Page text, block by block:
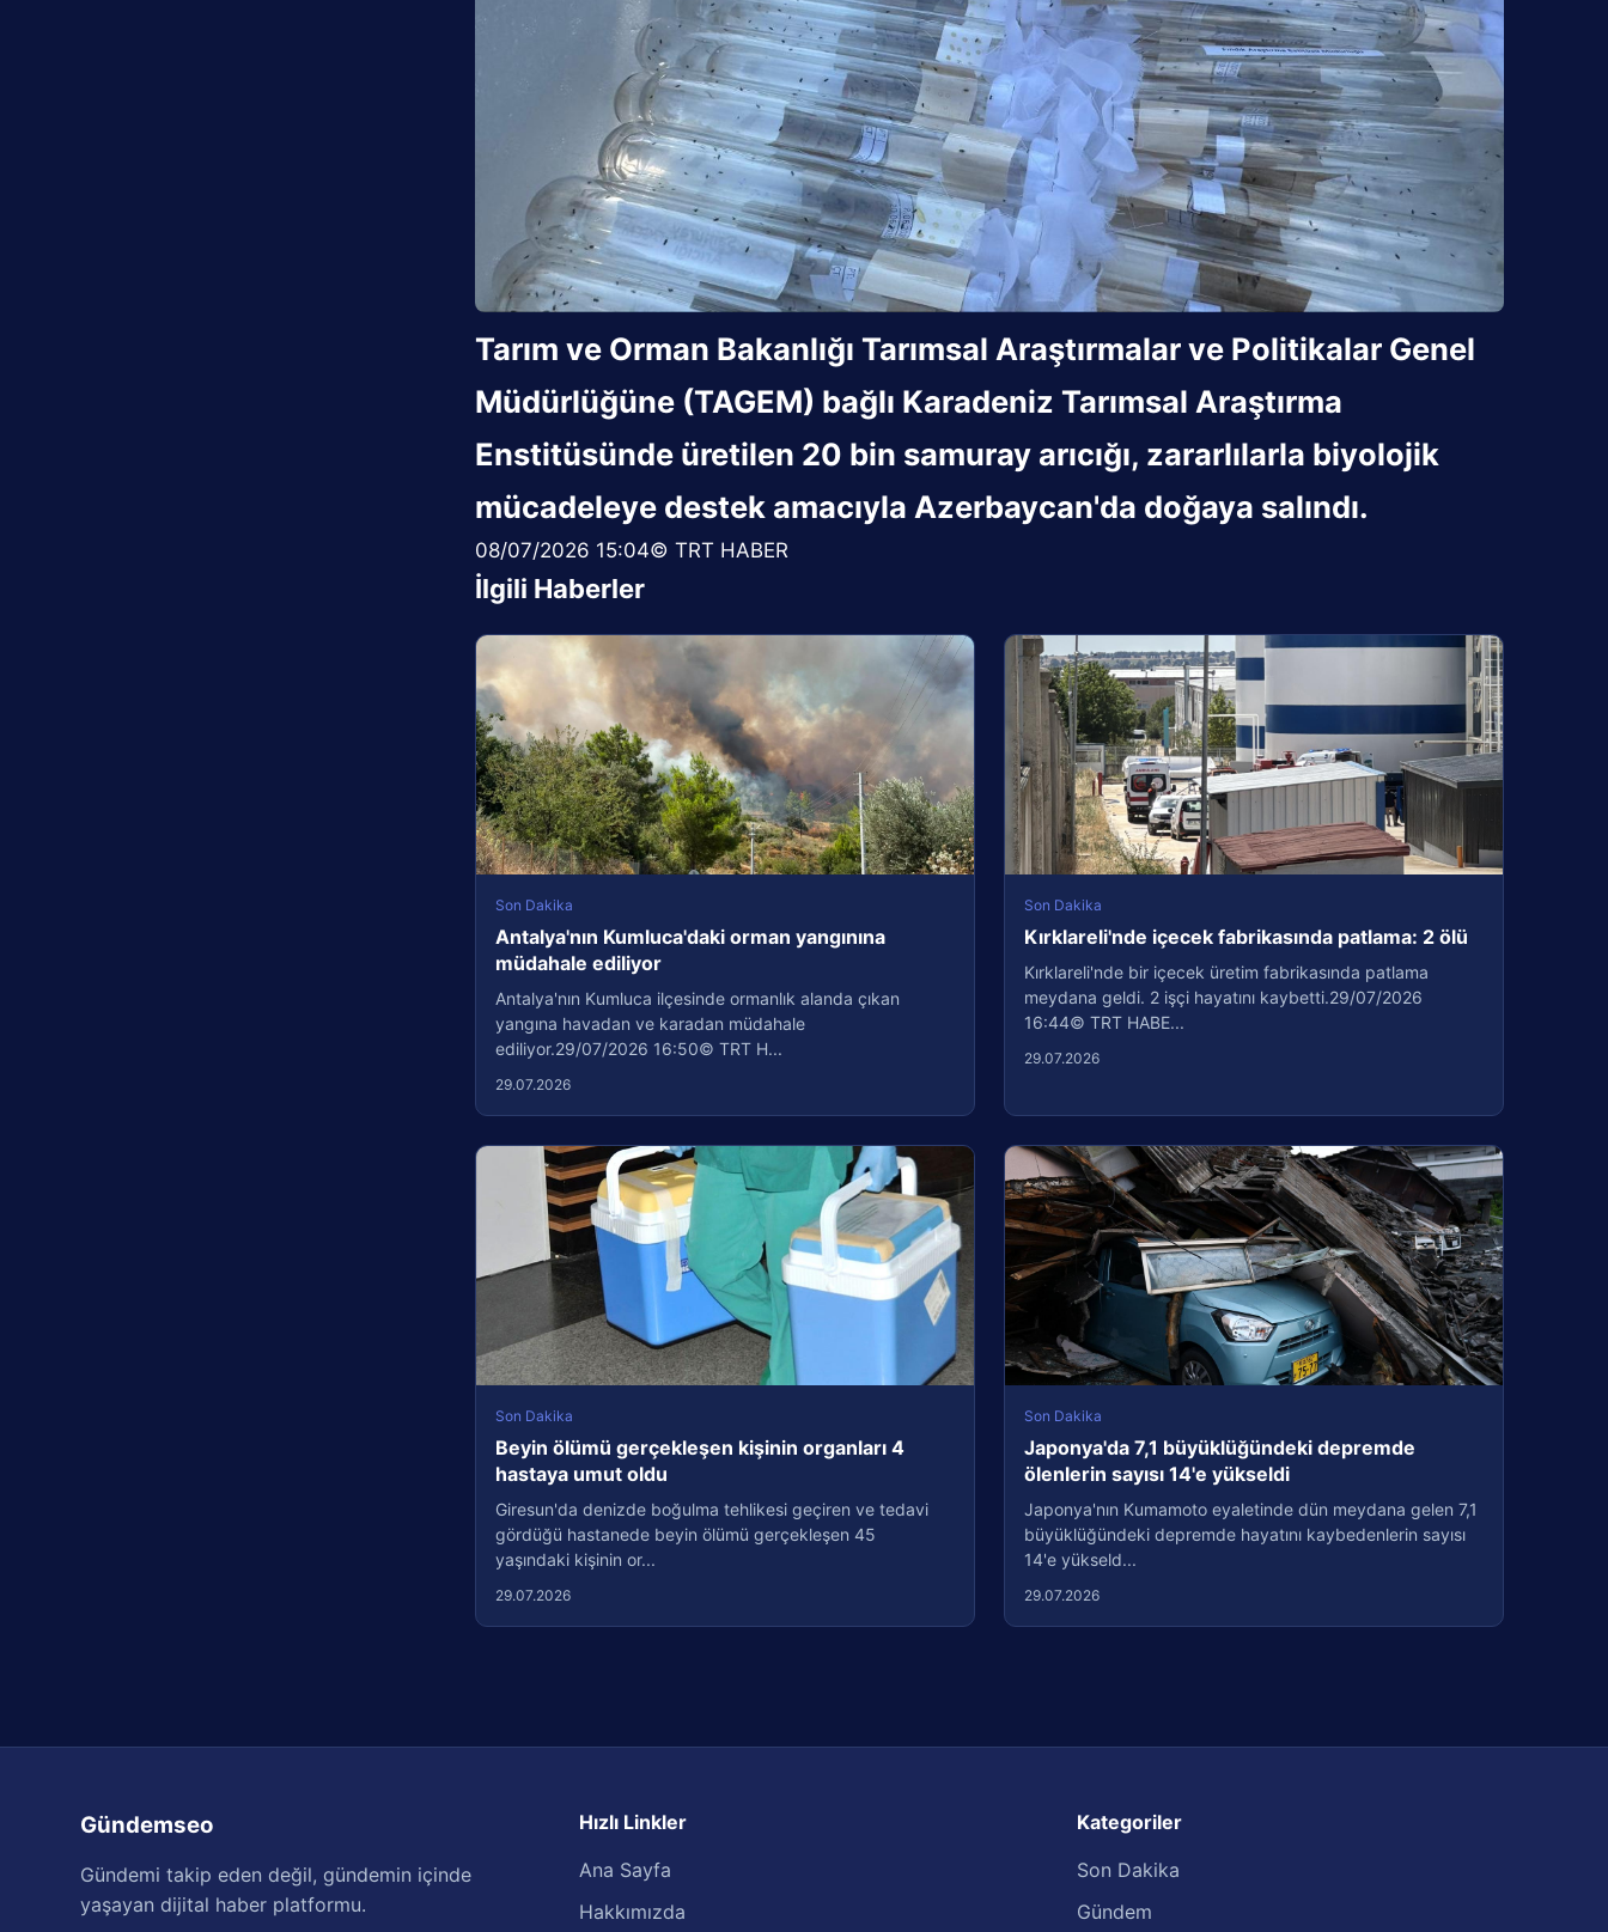
Tarım ve Orman Bakanlığı Tarımsal Araştırmalar ve Politikalar Genel
Müdürlüğüne (TAGEM) bağlı Karadeniz Tarımsal Araştırma
Enstitüsünde üretilen 20 bin samuray arıcığı, zararlılarla biyolojik
mücadeleye destek amacıyla Azerbaycan'da doğaya salındı.
08/07/2026 15:04© TRT HABER
İlgili Haberler
Son Dakika
Antalya'nın Kumluca'daki orman yangınına
müdahale ediliyor
Antalya'nın Kumluca ilçesinde ormanlık alanda çıkan
yangına havadan ve karadan müdahale
ediliyor.29/07/2026 16:50© TRT H...
29.07.2026
Son Dakika
Kırklareli'nde içecek fabrikasında patlama: 2 ölü
Kırklareli'nde bir içecek üretim fabrikasında patlama
meydana geldi. 2 işçi hayatını kaybetti.29/07/2026
16:44© TRT HABE...
29.07.2026
Son Dakika
Beyin ölümü gerçekleşen kişinin organları 4
hastaya umut oldu
Giresun'da denizde boğulma tehlikesi geçiren ve tedavi
gördüğü hastanede beyin ölümü gerçekleşen 45
yaşındaki kişinin or...
29.07.2026
Son Dakika
Japonya'da 7,1 büyüklüğündeki depremde
ölenlerin sayısı 14'e yükseldi
Japonya'nın Kumamoto eyaletinde dün meydana gelen 7,1
büyüklüğündeki depremde hayatını kaybedenlerin sayısı
14'e yükseld...
29.07.2026
Gündemseo
Gündemi takip eden değil, gündemin içinde
yaşayan dijital haber platformu.
Hızlı Linkler
Ana Sayfa
Hakkımızda
Kategoriler
Son Dakika
Gündem